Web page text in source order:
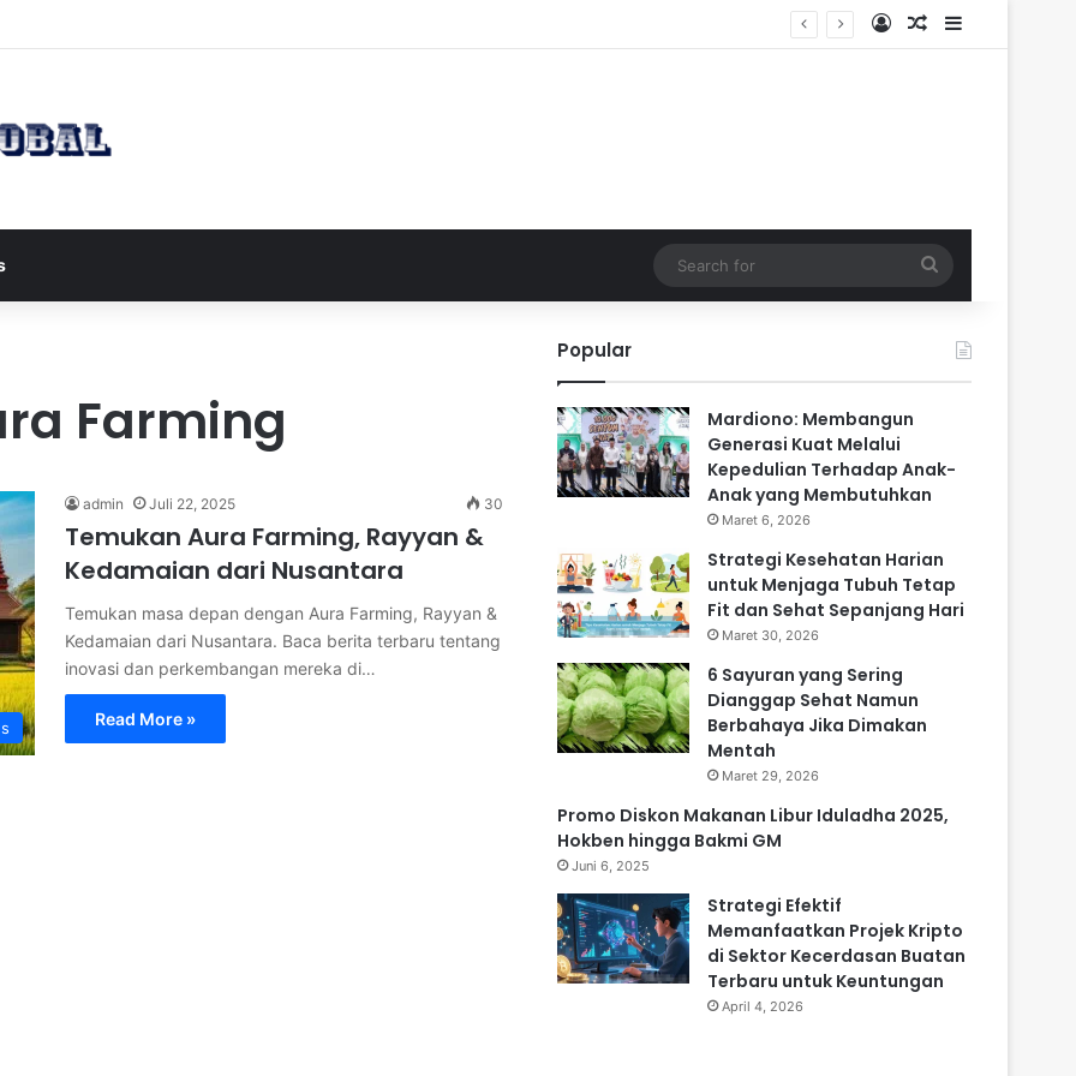
Log InRandom Article
Sidebar
for
Farming
admin Juli 22, 2025 30
Temukan Aura Farming, Rayyan &
Kedamaian dari Nusantara
Temukan masa depan dengan Aura Farming, Rayyan &
Kedamaian dari Nusantara. Baca berita terbaru tentang
inovasi dan perkembangan mereka di…
Read More »
Popular
Mardiono: Membangun
Generasi Kuat Melalui
Kepedulian Terhadap Anak-
Anak yang Membutuhkan
Maret 6, 2026
Strategi Kesehatan Harian
untuk Menjaga Tubuh Tetap
Fit dan Sehat Sepanjang Hari
Maret 30, 2026
6 Sayuran yang Sering
Dianggap Sehat Namun
Berbahaya Jika Dimakan
Mentah
Maret 29, 2026
Promo Diskon Makanan Libur Iduladha 2025,
Hokben hingga Bakmi GM
Juni 6, 2025
Strategi Efektif
Memanfaatkan Projek Kripto
di Sektor Kecerdasan Buatan
Terbaru untuk Keuntungan
April 4, 2026